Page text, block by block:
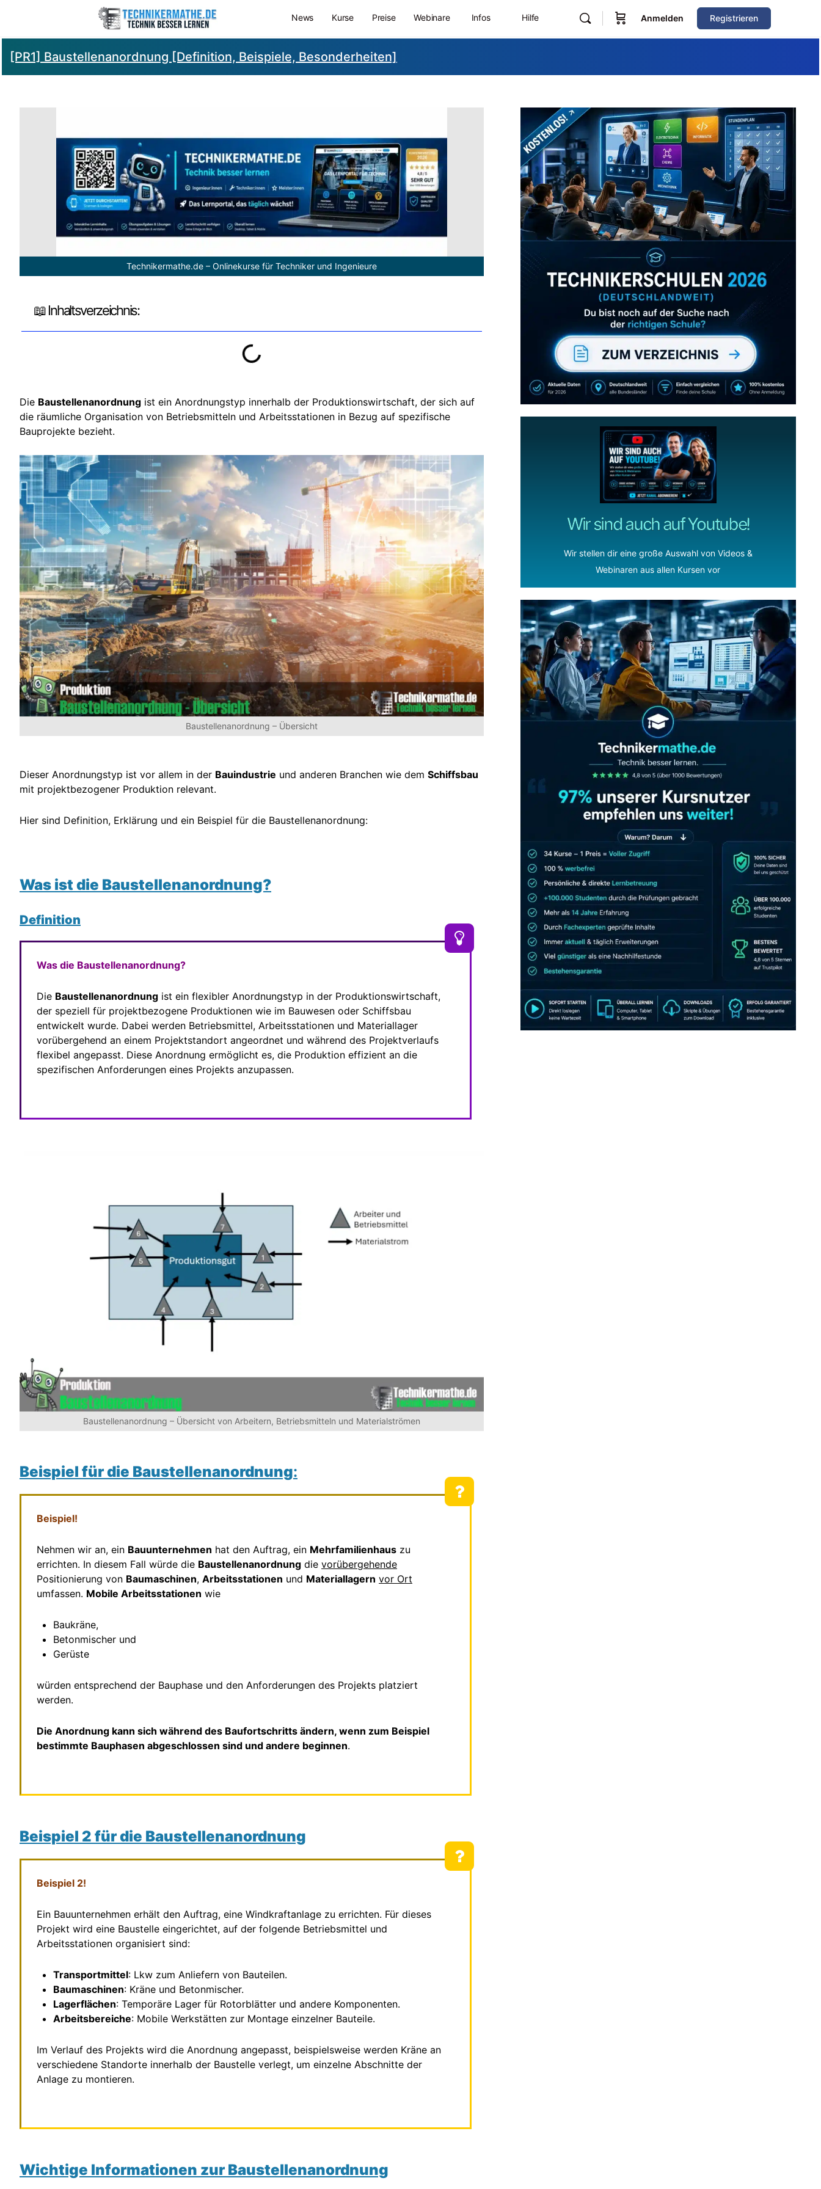
News Kurse Preise Webinare Infos Hilfe Anmelden Registrieren
[PR1] Baustellenanordnung [Definition, Beispiele, Besonderheiten]
Technikermathe.de – Onlinekurse für Techniker und Ingenieure
📖 Inhaltsverzeichnis:
Die Baustellenanordnung ist ein Anordnungstyp innerhalb der Produktionswirtschaft, der sich auf
die räumliche Organisation von Betriebsmitteln und Arbeitsstationen in Bezug auf spezifische
Bauprojekte bezieht.
Baustellenanordnung – Übersicht
Dieser Anordnungstyp ist vor allem in der Bauindustrie und anderen Branchen wie dem Schiffsbau
mit projektbezogener Produktion relevant.
Hier sind Definition, Erklärung und ein Beispiel für die Baustellenanordnung:
Was ist die Baustellenanordnung?
Definition
Was die Baustellenanordnung?
Die Baustellenanordnung ist ein flexibler Anordnungstyp in der Produktionswirtschaft,
der speziell für projektbezogene Produktionen wie im Bauwesen oder Schiffsbau
entwickelt wurde. Dabei werden Betriebsmittel, Arbeitsstationen und Materiallager
vorübergehend an einem Projektstandort angeordnet und während des Projektverlaufs
flexibel angepasst. Diese Anordnung ermöglicht es, die Produktion effizient an die
spezifischen Anforderungen eines Projekts anzupassen.
Baustellenanordnung – Übersicht von Arbeitern, Betriebsmitteln und Materialströmen
Beispiel für die Baustellenanordnung:
Beispiel!
Nehmen wir an, ein Bauunternehmen hat den Auftrag, ein Mehrfamilienhaus zu
errichten. In diesem Fall würde die Baustellenanordnung die vorübergehende
Positionierung von Baumaschinen, Arbeitsstationen und Materiallagern vor Ort
umfassen. Mobile Arbeitsstationen wie
Baukräne,
Betonmischer und
Gerüste
würden entsprechend der Bauphase und den Anforderungen des Projekts platziert
werden.
Die Anordnung kann sich während des Baufortschritts ändern, wenn zum Beispiel
bestimmte Bauphasen abgeschlossen sind und andere beginnen.
Beispiel 2 für die Baustellenanordnung
Beispiel 2!
Ein Bauunternehmen erhält den Auftrag, eine Windkraftanlage zu errichten. Für dieses
Projekt wird eine Baustelle eingerichtet, auf der folgende Betriebsmittel und
Arbeitsstationen organisiert sind:
Transportmittel: Lkw zum Anliefern von Bauteilen.
Baumaschinen: Kräne und Betonmischer.
Lagerflächen: Temporäre Lager für Rotorblätter und andere Komponenten.
Arbeitsbereiche: Mobile Werkstätten zur Montage einzelner Bauteile.
Im Verlauf des Projekts wird die Anordnung angepasst, beispielsweise werden Kräne an
verschiedene Standorte innerhalb der Baustelle verlegt, um einzelne Abschnitte der
Anlage zu montieren.
Wichtige Informationen zur Baustellenanordnung
Zum Verzeichnis
Wir sind auch auf Youtube!
Wir stellen dir eine große Auswahl von Videos &
Webinaren aus allen Kursen vor
Abonniere uns auch
gerne
wenn dir unsere Videos gefallen!
ZUM YOUTUBE KANAL
JETZT AB 7,40 EUR/MONAT PERFEKT LERNEN